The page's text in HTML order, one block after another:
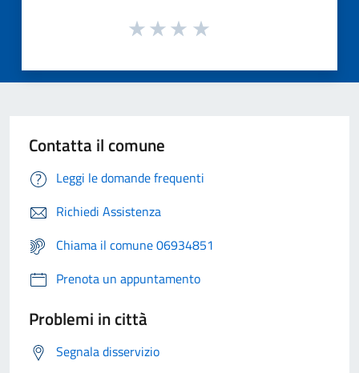
Contatta il comune
Leggi le domande frequenti
Richiedi Assistenza
Chiama il comune 06934851
Prenota un appuntamento
Problemi in città
Segnala disservizio